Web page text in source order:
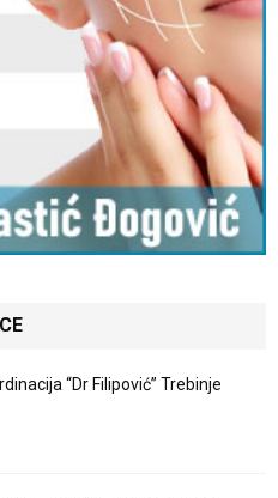
“Dr Filipović” Trebinje